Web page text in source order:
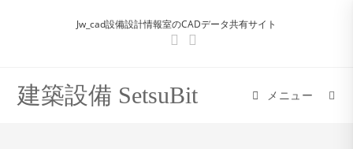
Jw_cad設備設計情報室のCADデータ共有サイト
建築設備 SetsuBit メニュー